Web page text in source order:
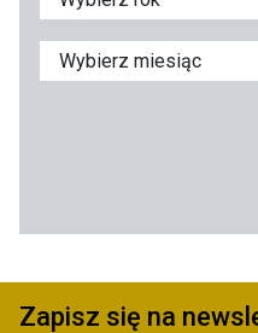
Zapisz się na